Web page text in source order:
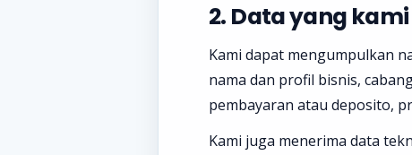
2. Data yang
Kami dapat mengumpulkan
nama dan profil bisnis,
pembayaran atau deposito,
Kami juga menerima data